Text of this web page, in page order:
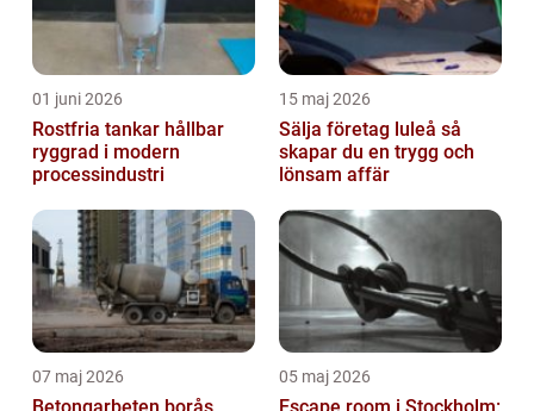
01 juni 2026
Rostfria tankar hållbar
ryggrad i modern
processindustri
15 maj 2026
Sälja företag luleå så
skapar du en trygg och
lönsam affär
07 maj 2026 05 maj 2026